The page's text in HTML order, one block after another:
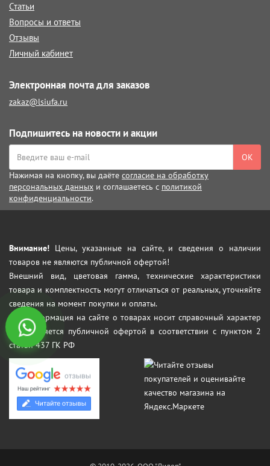
Статьи
Вопросы и ответы
Отзывы
Личный кабинет
Электронная почта для заказов
zakaz@lsiufa.ru
Подпишитесь на новости и акции
ОК
Нажимая на кнопку, вы даёте согласие на обработку
персональных данных и соглашаетесь с политикой
конфиденциальности.
Внимание! Цены, указанные на сайте, и сведения о наличии
товаров не являются публичной офертой!
Внешний вид, цветовая гамма, технические характеристики
товара и комплектность могут отличаться от реальных, уточняйте
сведения на момент покупки и оплаты.
Вся информация на сайте о товарах носит справочный характер
и не является публичной офертой в соответствии с пунктом 2
статьи 437 ГК РФ